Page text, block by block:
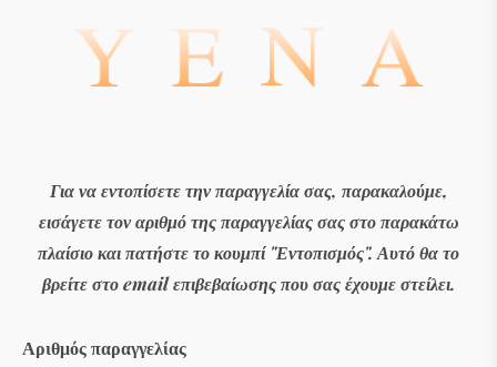
Για να εντοπίσετε την παραγγελία σας, παρακαλούμε,
εισάγετε τον αριθμό της παραγγελίας σας στο παρακάτω
πλαίσιο και πατήστε το κουμπί "Εντοπισμός". Αυτό θα το
βρείτε στο email επιβεβαίωσης που σας έχουμε στείλει.
Αριθμός παραγγελίας